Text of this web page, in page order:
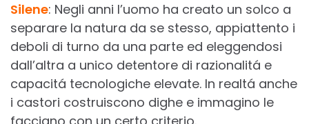
Silene: Negli anni l’uomo ha creato un solco a
separare la natura da se stesso, appiattento i
deboli di turno da una parte ed eleggendosi
dall’altra a unico detentore di razionalitá e
capacitá tecnologiche elevate. In realtá anche
i castori costruiscono dighe e immagino le